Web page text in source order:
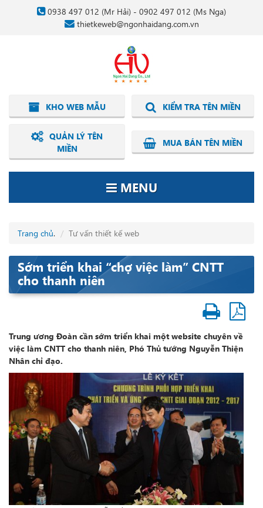
0938 497 012 (Mr Hải) - 0902 497 012 (Ms Nga)
thietkeweb@ngonhaidang.com.vn
KHO WEB MẪU KIỂM TRA TÊN MIỀN
QUẢN LÝ TÊN
MIỀN
MUA BÁN TÊN MIỀN
MENU
Trang chủ. Tư vấn thiết kế web
Sớm triển khai “chợ việc làm” CNTT
cho thanh niên
Trung ương Đoàn cần sớm triển khai một website chuyên về
việc làm CNTT cho thanh niên, Phó Thủ tướng Nguyễn Thiện
Nhân chỉ đạo.